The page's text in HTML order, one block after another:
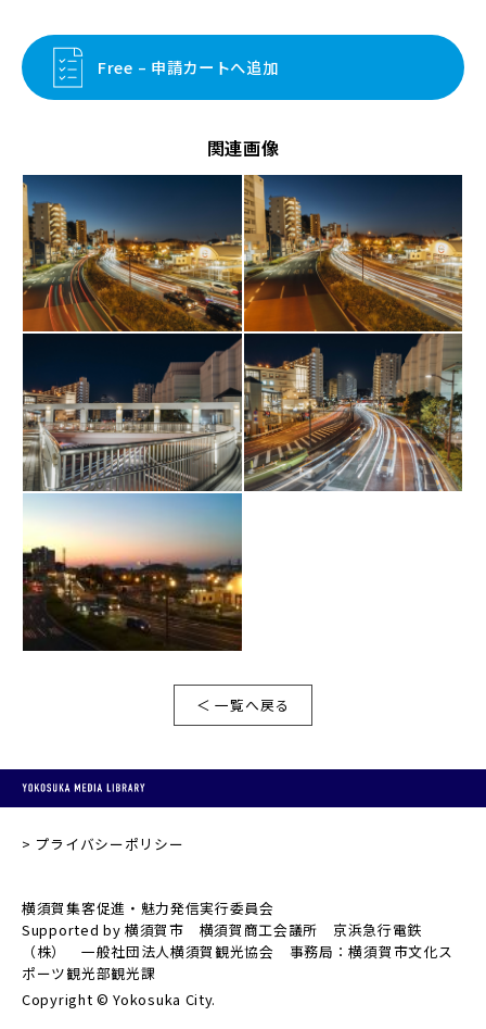
Free – 申請カートへ追加
関連画像
＜ 一覧へ戻る
プライバシーポリシー
横須賀集客促進・魅力発信実行委員会
Supported by 横須賀市 横須賀商工会議所 京浜急行電鉄
（株） 一般社団法人横須賀観光協会 事務局：横須賀市文化ス
ポーツ観光部観光課
Copyright © Yokosuka City.